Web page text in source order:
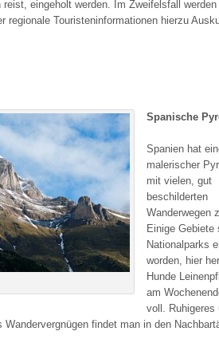
reist, eingeholt werden. Im Zweifelsfall werden
regionale Touristeninformationen hierzu
Spanische
Spanien hat
malerischer
mit vielen, gut
beschilderten
Wanderwegen
Einige Gebiete
Nationalparks
worden, hier
Hunde
am
voll. Ruhigeres
findet man in den